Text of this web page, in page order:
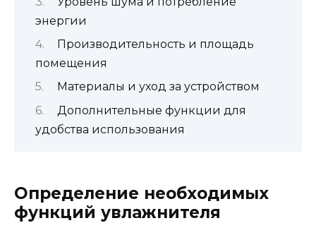
энергии
Производительность и площадь
помещения
Материалы и уход за устройством
Дополнительные функции для
удобства использования
Определение необходимых
функций увлажнителя